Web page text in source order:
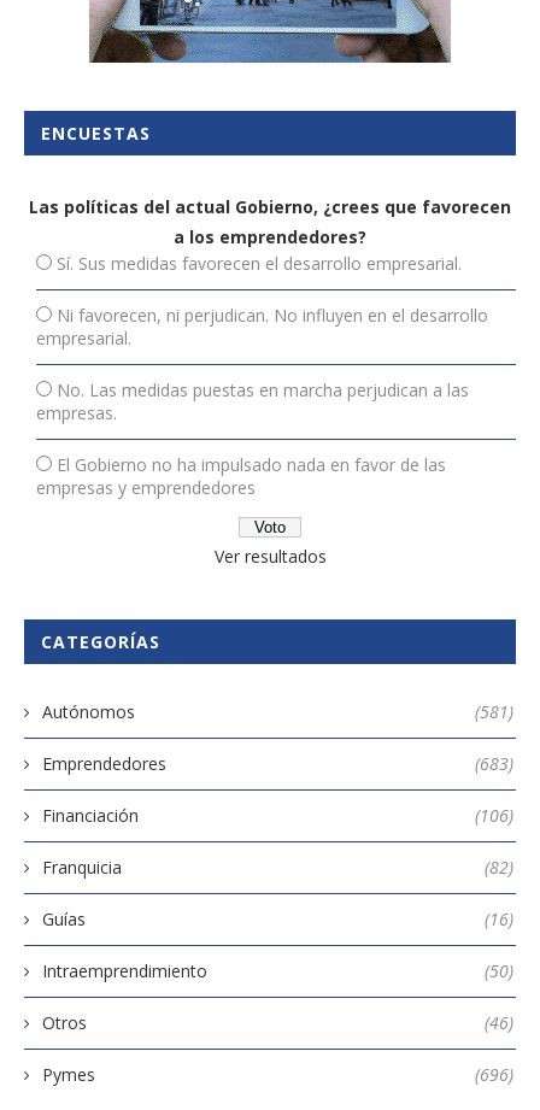
ENCUESTAS
Las políticas del actual Gobierno, ¿crees que favorecen
a los emprendedores?
Sí. Sus medidas favorecen el desarrollo empresarial.
Ni favorecen, ni perjudican. No influyen en el desarrollo
empresarial.
No. Las medidas puestas en marcha perjudican a las
empresas.
El Gobierno no ha impulsado nada en favor de las
empresas y emprendedores
Ver resultados
CATEGORÍAS
Autónomos (581)
Emprendedores (683)
Financiación (106)
Franquicia (82)
Guías (16)
Intraemprendimiento (50)
Otros (46)
Pymes (696)